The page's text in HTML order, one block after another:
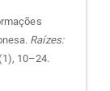
Raízes:
(1), 10–24.